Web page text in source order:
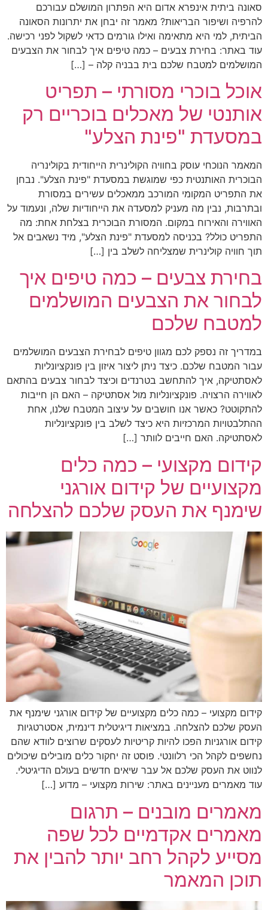
סאונה ביתית אינפרא אדום היא הפתרון המושלם עבורכם
להרפיה ושיפור הבריאות? מאמר זה יבחן את יתרונות הסאונה
הביתית, למי היא מתאימה ואילו גורמים כדאי לשקול לפני רכישה.
עוד באתר: בחירת צבעים – כמה טיפים איך לבחור את הצבעים
המושלמים למטבח שלכם בית בבניה קלה – […]
אוכל בוכרי מסורתי – תפריט
אותנטי של מאכלים בוכריים רק
במסעדת "פינת הצלע"
המאמר הנוכחי עוסק בחוויה הקולינרית הייחודית בקולינריה
הבוכרית האותנטית כפי שמוגשת במסעדת "פינת הצלע". נבחן
את התפריט המקומי המורכב ממאכלים עשירים במסורת
ובתרבות, נבין מה מעניק למסעדה את הייחודיות שלה, ונעמוד על
האווירה והאירוח במקום. המסורת הבוכרית בצלחת אחת: מה
התפריט כולל? בכניסה למסעדת "פינת הצלע", מיד נשאבים אל
תוך חוויה קולינרית שמצליחה לשלב בין […]
בחירת צבעים – כמה טיפים איך
לבחור את הצבעים המושלמים
למטבח שלכם
במדריך זה נספק לכם מגוון טיפים לבחירת הצבעים המושלמים
עבור המטבח שלכם. כיצד ניתן ליצור איזון בין פונקציונליות
לאסתטיקה, איך להתחשב בטרנדים וכיצד לבחור צבעים בהתאם
לאווירה הרצויה. פונקציונליות מול אסתטיקה – האם הן חייבות
להתקוטט? כאשר אנו חושבים על עיצוב המטבח שלנו, אחת
ההתלבטויות המרכזיות היא כיצד לשלב בין פונקציונליות
לאסתטיקה. האם חייבים לוותר […]
קידום מקצועי – כמה כלים
מקצועיים של קידום אורגני
שימנף את העסק שלכם להצלחה
קידום מקצועי – כמה כלים מקצועיים של קידום אורגני שימנף את
העסק שלכם להצלחה. במציאות דיגיטלית דינמית, אסטרטגיות
קידום אורגניות הפכו להיות קריטיות לעסקים שרוצים לוודא שהם
נחשפים לקהל הכי רלוונטי. פוסט זה יחקור כלים מובילים שיכולים
לנווט את העסק שלכם אל עבר שיאים חדשים בעולם הדיגיטלי.
עוד מאמרים מעניינים באתר: שירות מקצועי – מדוע […]
מאמרים מובנים – תרגום
מאמרים אקדמיים לכל שפה
מסייע לקהל רחב יותר להבין את
תוכן המאמר